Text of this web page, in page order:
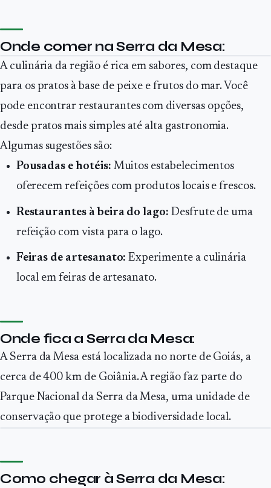
Onde comer na Serra da Mesa:
A culinária da região é rica em sabores, com destaque
para os pratos à base de peixe e frutos do mar. Você
pode encontrar restaurantes com diversas opções,
desde pratos mais simples até alta gastronomia.
Algumas sugestões são:
Pousadas e hotéis: Muitos estabelecimentos
oferecem refeições com produtos locais e frescos.
Restaurantes à beira do lago: Desfrute de uma
refeição com vista para o lago.
Feiras de artesanato: Experimente a culinária
local em feiras de artesanato.
Onde fica a Serra da Mesa:
A Serra da Mesa está localizada no norte de Goiás, a
cerca de 400 km de Goiânia. A região faz parte do
Parque Nacional da Serra da Mesa, uma unidade de
conservação que protege a biodiversidade local.
Como chegar à Serra da Mesa: